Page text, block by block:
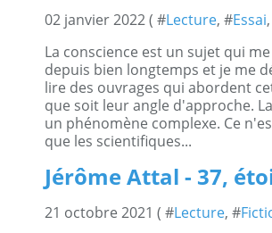
02 janvier 2022 ( #Lecture, #Essai
La conscience est un sujet qui
depuis bien longtemps et je me
lire des ouvrages qui abordent
que soit leur angle d'approche.
un phénomène complexe. Ce
que les scientifiques...
Jérôme Attal - 37,
21 octobre 2021 ( #Lecture, #